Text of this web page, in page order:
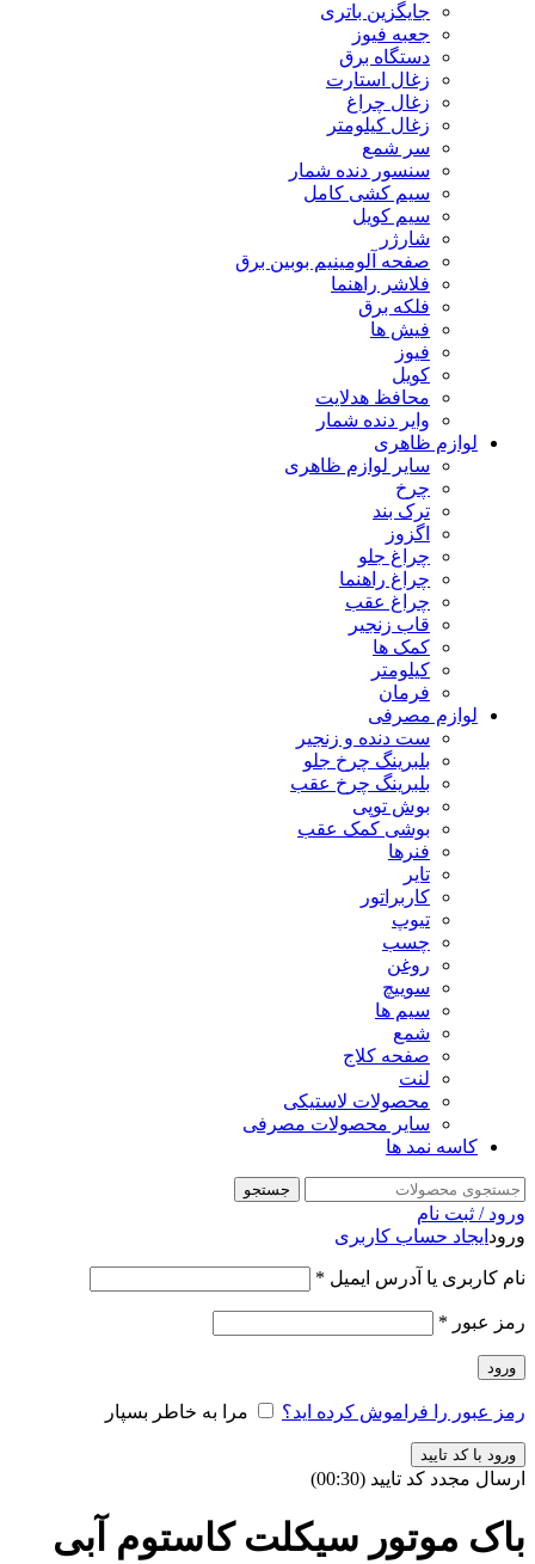
جایگزین باتری
جعبه فیوز
دستگاه برق
زغال استارت
زغال چراغ
زغال کیلومتر
سر شمع
سنسور دنده شمار
سیم کشی کامل
سیم کویل
شارژر
صفحه آلومینیم بوبین برق
فلاشر راهنما
فلکه برق
فیش ها
فیوز
کویل
محافظ هدلایت
وایر دنده شمار
لوازم ظاهری
سایر لوازم ظاهری
چرخ
ترک بند
اگزوز
چراغ جلو
چراغ راهنما
چراغ عقب
قاب زنجیر
کمک ها
کیلومتر
فرمان
لوازم مصرفی
ست دنده و زنجیر
بلبرینگ چرخ جلو
بلبرینگ چرخ عقب
بوش توپی
بوشی کمک عقب
فنرها
تایر
کاربراتور
تیوپ
چسب
روغن
سوییچ
سیم ها
شمع
صفحه کلاج
لنت
محصولات لاستیکی
سایر محصولات مصرفی
کاسه نمد ها
جستجو
ورود / ثبت نام
ورود ایجاد حساب کاربری
نام کاربری یا آدرس ایمیل *
رمز عبور *
ورود
رمز عبور را فراموش کرده اید؟ مرا به خاطر بسپار
ورود با کد تایید
ارسال مجدد کد تایید (00:
30
)
باک موتور سیکلت کاستوم آبی